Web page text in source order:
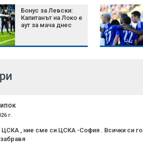
Бонус за Левски:
Капитанът на Локо е
аут за мача днес
г.
ЦСКА , ние сме си ЦСКА -София . Всички си го